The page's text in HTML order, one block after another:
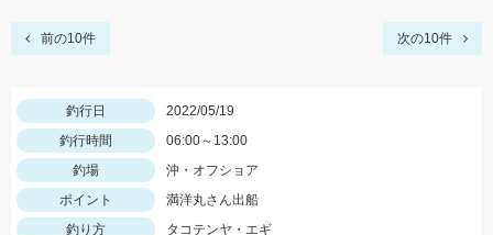
前の10件 次の10件
釣行日
2022/05/19
釣行時間
06:00～13:00
釣場
沖・オフショア
ポイント
満洋丸さん出船
釣り方
タコテンヤ・エギ